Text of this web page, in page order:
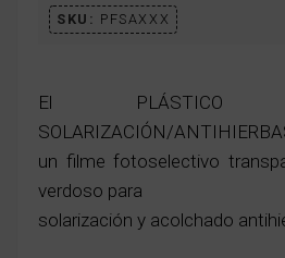
SKU: PFSAXXX
El PLÁSTICO
SOLARIZACIÓN/
un filme fotoselectivo
verdoso para
solarización y acolchado